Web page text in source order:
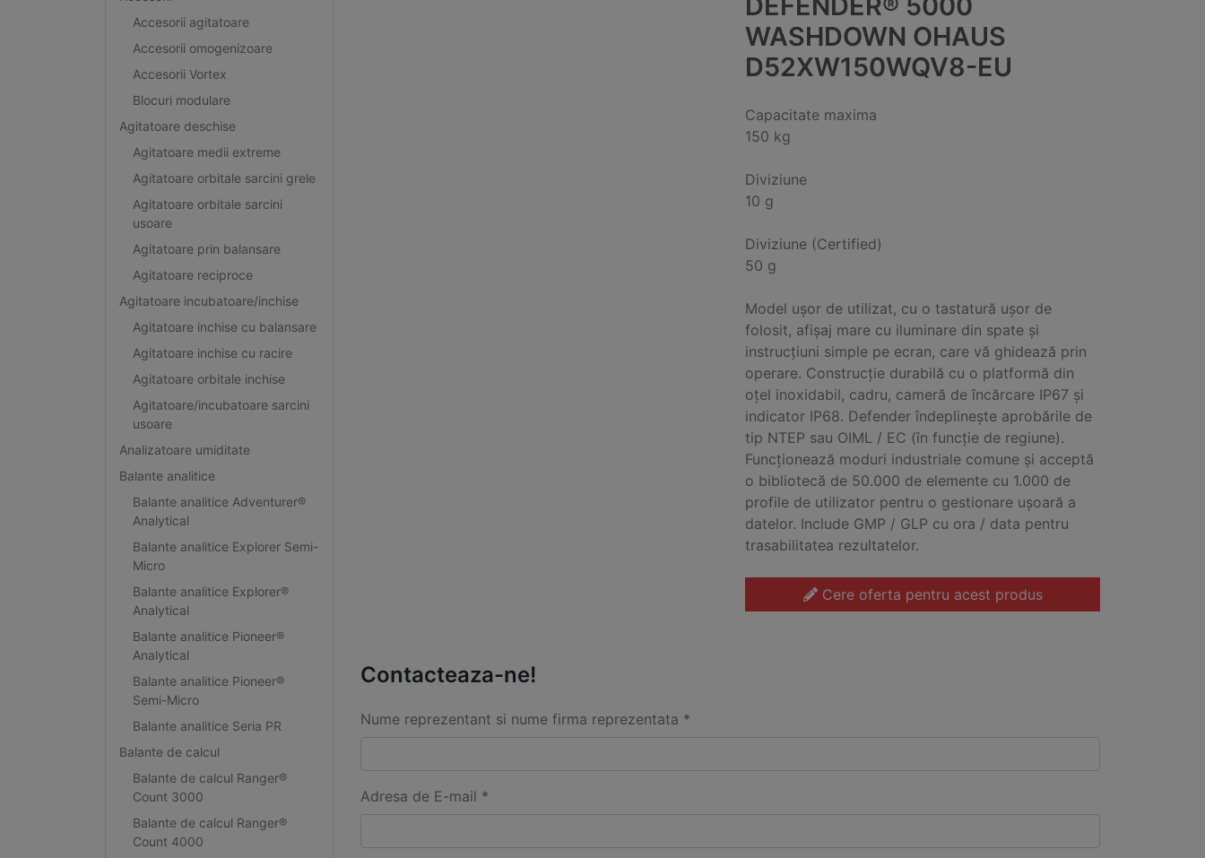
Accesorii agitatoare
Accesorii omogenizoare
Accesorii Vortex
Blocuri modulare
Agitatoare deschise
Agitatoare medii extreme
Agitatoare orbitale sarcini grele
Agitatoare orbitale sarcini
usoare
Agitatoare prin balansare
Agitatoare reciproce
Agitatoare incubatoare/inchise
Agitatoare inchise cu balansare
Agitatoare inchise cu racire
Agitatoare orbitale inchise
Agitatoare/incubatoare sarcini
usoare
Analizatoare umiditate
Balante analitice
Balante analitice Adventurer®
Analytical
Balante analitice Explorer Semi-
Micro
Balante analitice Explorer®
Analytical
Balante analitice Pioneer®
Analytical
Balante analitice Pioneer®
Semi-Micro
Balante analitice Seria PR
Balante de calcul
Balante de calcul Ranger®
Count 3000
Balante de calcul Ranger®
Count 4000
WASHDOWN OHAUS
D52XW150WQV8-EU
Capacitate maxima
150 kg
Diviziune
10 g
Diviziune (Certified)
50 g
Model ușor de utilizat, cu o tastatură ușor de
folosit, afișaj mare cu iluminare din spate și
instrucțiuni simple pe ecran, care vă ghidează prin
operare. Construcție durabilă cu o platformă din
oțel inoxidabil, cadru, cameră de încărcare IP67 și
indicator IP68. Defender îndeplinește aprobările de
tip NTEP sau OIML / EC (în funcție de regiune).
Funcționează moduri industriale comune și acceptă
o bibliotecă de 50.000 de elemente cu 1.000 de
profile de utilizator pentru o gestionare ușoară a
datelor. Include GMP / GLP cu ora / data pentru
trasabilitatea rezultatelor.
Cere oferta pentru acest produs
Contacteaza-ne!
Nume reprezentant si nume firma reprezentata *
Adresa de E-mail *